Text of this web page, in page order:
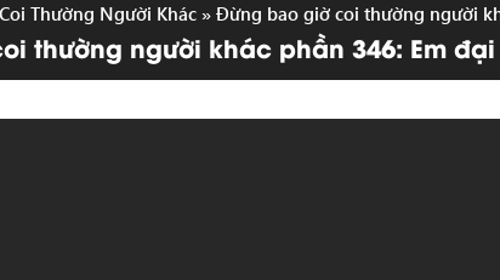
Thường Người Khác » Đừng bao giờ coi thường người
thường người khác phần 346: Em